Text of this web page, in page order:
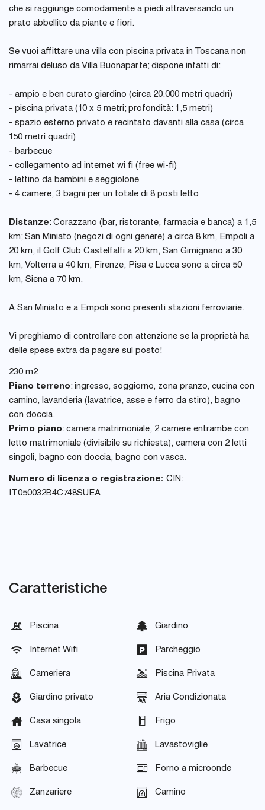
che si raggiunge comodamente a piedi attraversando un
prato abbellito da piante e fiori.
Se vuoi affittare una villa con piscina privata in Toscana non
rimarrai deluso da Villa Buonaparte; dispone infatti di:
- ampio e ben curato giardino (circa 20.000 metri quadri)
- piscina privata (10 x 5 metri; profondità: 1,5 metri)
- spazio esterno privato e recintato davanti alla casa (circa
150 metri quadri)
- barbecue
- collegamento ad internet wi fi (free wi-fi)
- lettino da bambini e seggiolone
- 4 camere, 3 bagni per un totale di 8 posti letto
Distanze: Corazzano (bar, ristorante, farmacia e banca) a 1,5
km; San Miniato (negozi di ogni genere) a circa 8 km, Empoli a
20 km, il Golf Club Castelfalfi a 20 km, San Gimignano a 30
km, Volterra a 40 km, Firenze, Pisa e Lucca sono a circa 50
km, Siena a 70 km.
A San Miniato e a Empoli sono presenti stazioni ferroviarie.
Vi preghiamo di controllare con attenzione se la proprietà ha
delle spese extra da pagare sul posto!
230 m2
Piano terreno: ingresso, soggiorno, zona pranzo, cucina con
camino, lavanderia (lavatrice, asse e ferro da stiro), bagno
con doccia.
Primo piano: camera matrimoniale, 2 camere entrambe con
letto matrimoniale (divisibile su richiesta), camera con 2 letti
singoli, bagno con doccia, bagno con vasca.
Numero di licenza o registrazione: CIN:
IT050032B4C748SUEA
Caratteristiche
Piscina Giardino
Internet Wifi Parcheggio
Cameriera Piscina Privata
Giardino privato Aria Condizionata
Casa singola Frigo
Lavatrice Lavastoviglie
Barbecue Forno a microonde
Zanzariere Camino